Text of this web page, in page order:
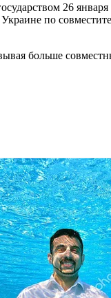
26
по
больше